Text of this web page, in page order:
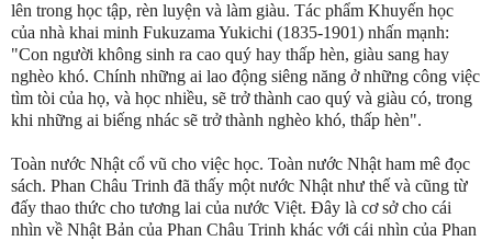
lên trong học tập, rèn luyện và làm giàu. Tác phẩm Khuyến học
của nhà khai minh Fukuzama Yukichi (1835-1901) nhấn mạnh:
"Con người không sinh ra cao quý hay thấp hèn, giàu sang hay
nghèo khó. Chính những ai lao động siêng năng ở những công việc
tìm tòi của họ, và học nhiều, sẽ trở thành cao quý và giàu có, trong
khi những ai biếng nhác sẽ trở thành nghèo khó, thấp hèn".
Toàn nước Nhật cổ vũ cho việc học. Toàn nước Nhật ham mê đọc
sách. Phan Châu Trinh đã thấy một nước Nhật như thế và cũng từ
đấy thao thức cho tương lai của nước Việt. Đây là cơ sở cho cái
nhìn về Nhật Bản của Phan Châu Trinh khác với cái nhìn của Phan